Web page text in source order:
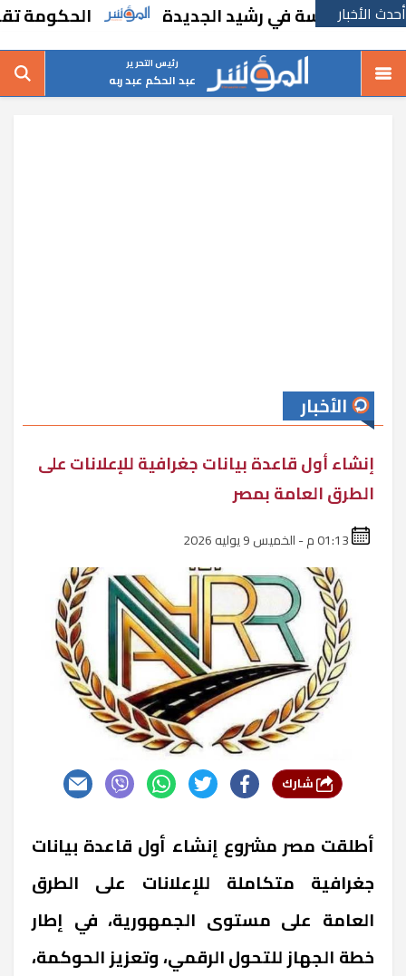
أحدث الأخبار
مدرسة في رشيد الجديدة الحكومة تقر
رئيس التحرير
عبد الحكم عبد ربه
الأخبار
إنشاء أول قاعدة بيانات جغرافية للإعلانات على
الطرق العامة بمصر
أطلقت مصر مشروع إنشاء أول قاعدة بيانات
جغرافية متكاملة للإعلانات على الطرق
العامة على مستوى الجمهورية، في إطار
خطة الجهاز للتحول الرقمي، وتعزيز الحوكمة،